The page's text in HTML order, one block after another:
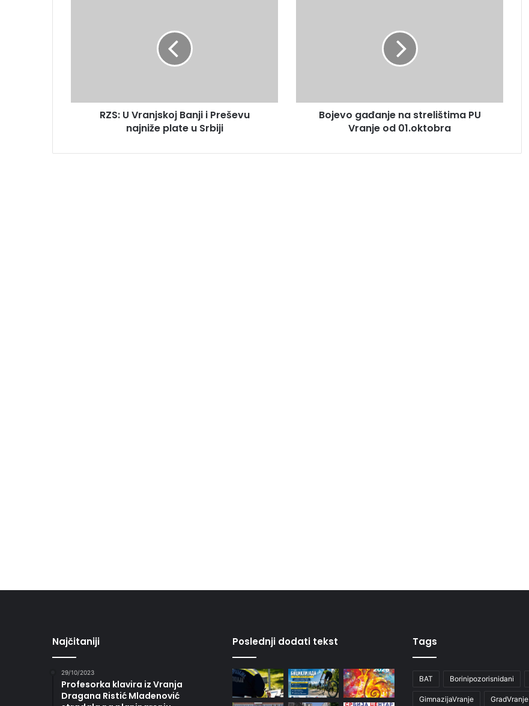
RZS: U Vranjskoj Banji i Preševu
najniže plate u Srbiji
Bojevo gađanje na strelištima PU
Vranje od 01.oktobra
Najčitaniji
29/10/2023
Profesorka klavira iz Vranja
Dragana Ristić Mladenović
Poslednji dodati tekst Tags
BAT Borinipozorisnidani
GimnazijaVranje GradVranje